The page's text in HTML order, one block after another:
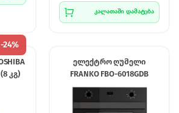
კალათაში დამატება
-24%
კგ)
ელექტრო ღუმელი
FRANKO FBO-6018GDB